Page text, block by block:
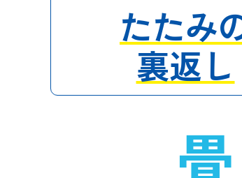
たたみ
裏返し